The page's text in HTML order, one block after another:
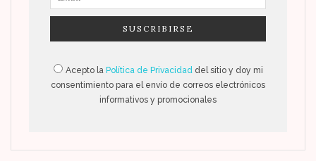
Acepto la Política de Privacidad del sitio y doy mi
consentimiento para el envío de correos electrónicos
informativos y promocionales